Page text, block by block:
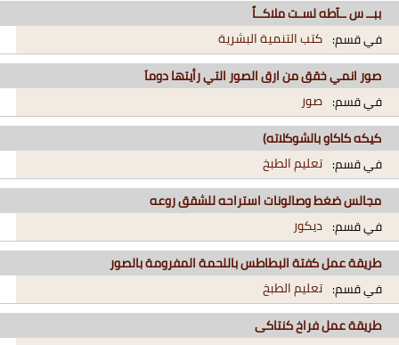
ببــ س ــآطه لسـت ملاكــاً
في قسم: كتب التنمية البشرية
صور انمي خقق من ارق الصور التي رأيتها دوماَ
في قسم: صور
كيكه كاكاو بالشوكلاته)
في قسم: تعليم الطبخ
مجالس ضغط وصالونات استراحه للشقق روعه
في قسم: ديكور
طريقة عمل كفتة البطاطس باللحمة المفرومة بالصور
في قسم: تعليم الطبخ
طريقة عمل فراخ كنتاكى